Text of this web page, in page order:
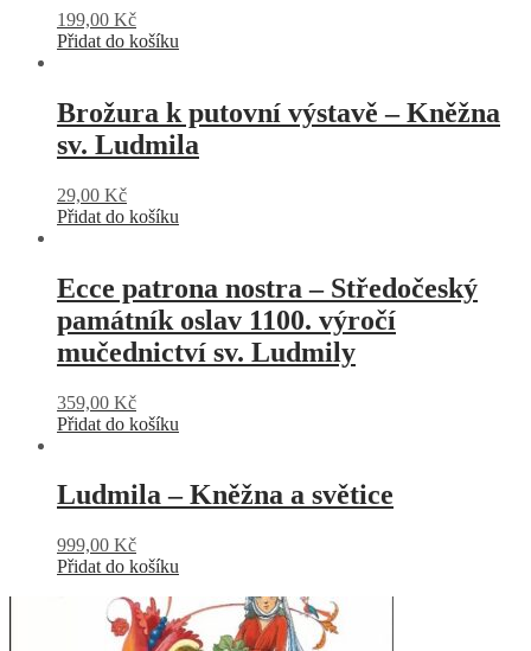
199,00 Kč
Přidat do košíku
Brožura k putovní výstavě – Kněžna
sv. Ludmila
29,00 Kč
Přidat do košíku
Ecce patrona nostra – Středočeský
památník oslav 1100. výročí
mučednictví sv. Ludmily
359,00 Kč
Přidat do košíku
Ludmila – Kněžna a světice
999,00 Kč
Přidat do košíku